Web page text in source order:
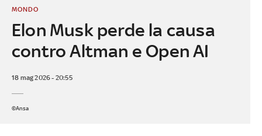
Elon Musk perde la causa
contro Altman e Open AI
MONDO
18 mag 2026 - 20:55
©Ansa